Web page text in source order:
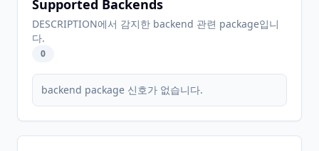
Supported Backends
DESCRIPTION에서 감지한 backend 관련 package입니
다.
0
backend package 신호가 없습니다.